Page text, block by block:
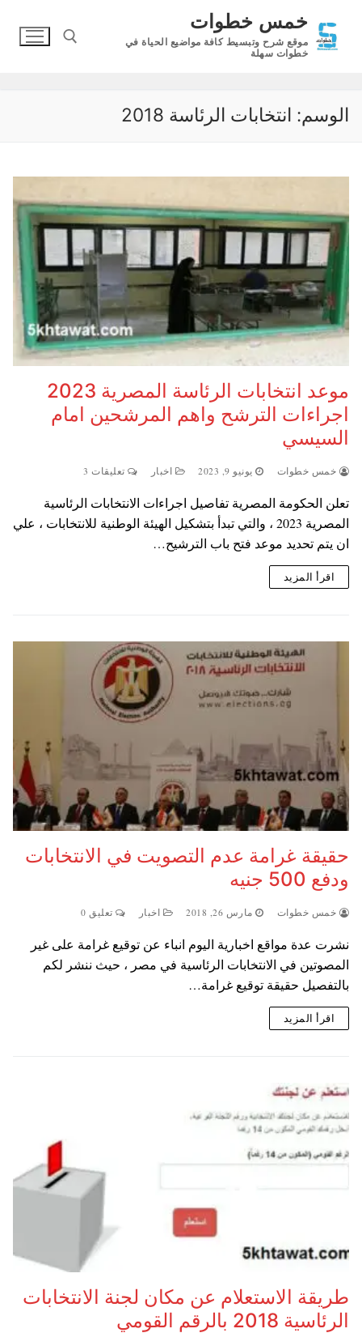
المحتوى
خمس خطوات
موقع شرح وتبسيط كافة مواضيع الحياة في
خطوات سهلة
الوسم: انتخابات الرئاسة 2018
موعد انتخابات الرئاسة المصرية 2023
اجراءات الترشح واهم المرشحين امام
السيسي
خمس خطوات يونيو 9, 2023 اخبار تعليقات 3
تعلن الحكومة المصرية تفاصيل اجراءات الانتخابات الرئاسية
المصرية 2023 ، والتي تبدأ بتشكيل الهيئة الوطنية للانتخابات ، علي
ان يتم تحديد موعد فتح باب الترشيح…
اقرأ المزيد
حقيقة غرامة عدم التصويت في الانتخابات
ودفع 500 جنيه
خمس خطوات مارس 26, 2018 اخبار تعليق 0
نشرت عدة مواقع اخبارية اليوم انباء عن توقيع غرامة على غير
المصوتين في الانتخابات الرئاسية في مصر ، حيث ننشر لكم
بالتفصيل حقيقة توقيع غرامة…
اقرأ المزيد
طريقة الاستعلام عن مكان لجنة الانتخابات
الرئاسية 2018 بالرقم القومي